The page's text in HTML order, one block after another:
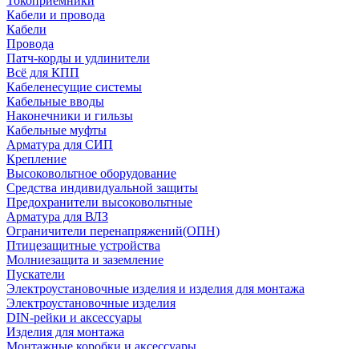
Кабели и провода
Кабели
Провода
Патч-корды и удлинители
Всё для КПП
Кабеленесущие системы
Кабельные вводы
Наконечники и гильзы
Кабельные муфты
Арматура для СИП
Крепление
Высоковольтное оборудование
Средства индивидуальной защиты
Предохранители высоковольтные
Арматура для ВЛЗ
Ограничители перенапряжений(ОПН)
Птицезащитные устройства
Молниезащита и заземление
Пускатели
Электроустановочные изделия и изделия для монтажа
Электроустановочные изделия
DIN-рейки и аксессуары
Изделия для монтажа
Монтажные коробки и аксессуары